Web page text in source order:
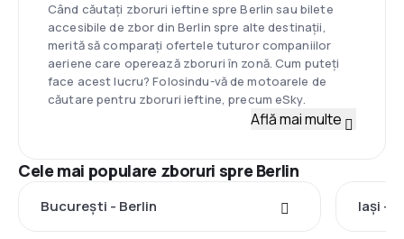
Când căutați zboruri ieftine spre Berlin sau bilete
accesibile de zbor din Berlin spre alte destinații,
merită să comparați ofertele tuturor companiilor
aeriene care operează zboruri în zonă. Cum puteți
face acest lucru? Folosindu-vă de motoarele de
căutare pentru zboruri ieftine, precum eSky.
Află mai multe
Cele mai populare zboruri spre Berlin
București - Berlin Iași -